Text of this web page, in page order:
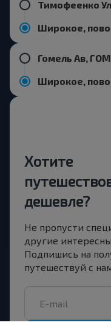
Хотите
дешевле?
Не пропусти
другие
Подпишись на
путешествуй с